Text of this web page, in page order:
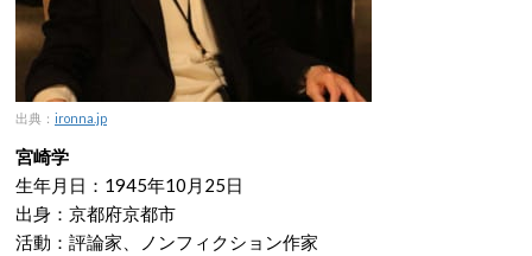
出典： ironna.jp
宮崎学
生年月日：1945年10月25日
出身：京都府京都市
活動：評論家、ノンフィクション作家